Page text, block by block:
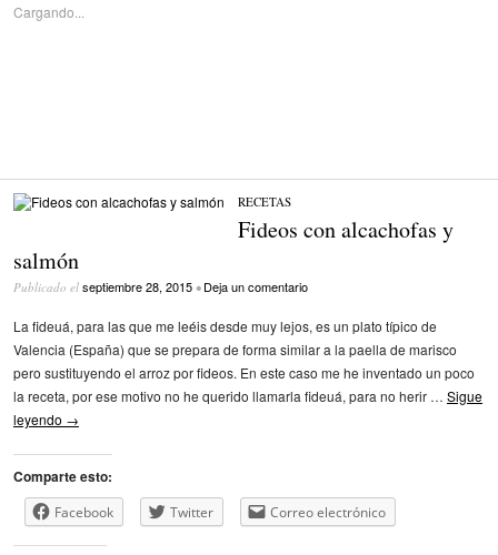
Cargando...
RECETAS
Fideos con alcachofas y
salmón
Publicado el septiembre 28, 2015 • Deja un comentario
La fideuá, para las que me leéis desde muy lejos, es un plato típico de
Valencia (España) que se prepara de forma similar a la paella de marisco
pero sustituyendo el arroz por fideos. En este caso me he inventado un poco
la receta, por ese motivo no he querido llamarla fideuá, para no herir … Sigue
leyendo →
Comparte esto:
Facebook Twitter Correo electrónico